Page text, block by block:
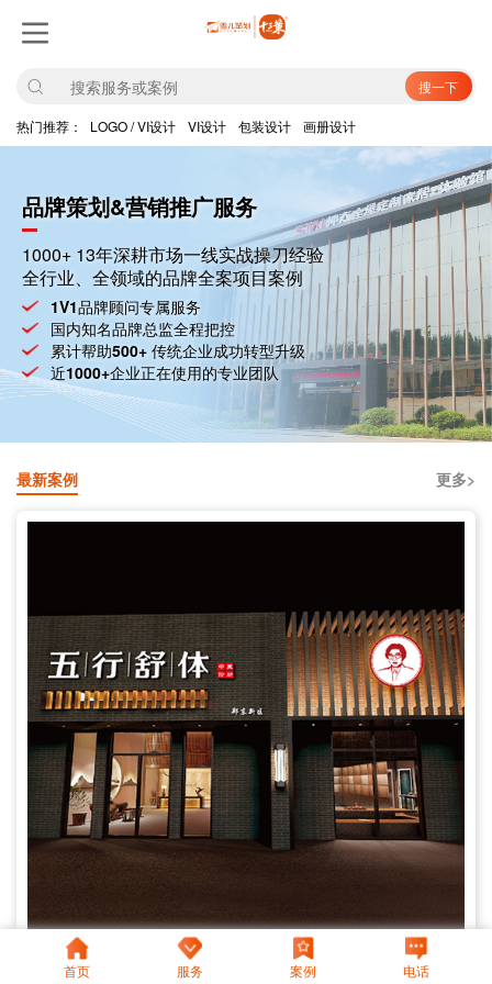
搜一下
热门推荐： LOGO / VI设计 VI设计 包装设计 画册设计
品牌策划&营销推广服务
1000+ 13年深耕市场一线实战操刀经验
全行业、全领域的品牌全案项目案例
1V1品牌顾问专属服务
国内知名品牌总监全程把控
累计帮助500+ 传统企业成功转型升级
近1000+企业正在使用的专业团队
最新案例 更多>
五行舒体―古法透敷健康定制家全案
首页 服务 案例 电话